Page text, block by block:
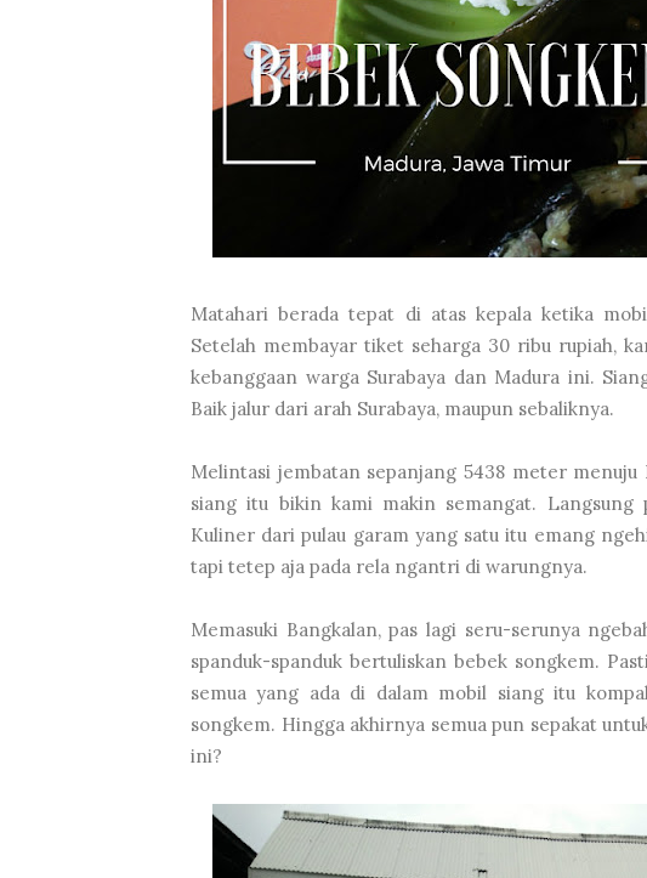
Matahari berada tepat di atas kepala ketika
Setelah membayar tiket seharga 30 ribu rupiah,
kebanggaan warga Surabaya dan Madura ini.
Baik jalur dari arah Surabaya, maupun sebaliknya.
Melintasi jembatan sepanjang 5438 meter menuju
siang itu bikin kami makin semangat. Langsung
Kuliner dari pulau garam yang satu itu emang
tapi tetep aja pada rela ngantri di warungnya.
Memasuki Bangkalan, pas lagi seru-serunya
spanduk-spanduk bertuliskan bebek songkem.
semua yang ada di dalam mobil siang itu
songkem. Hingga akhirnya semua pun sepakat
ini?